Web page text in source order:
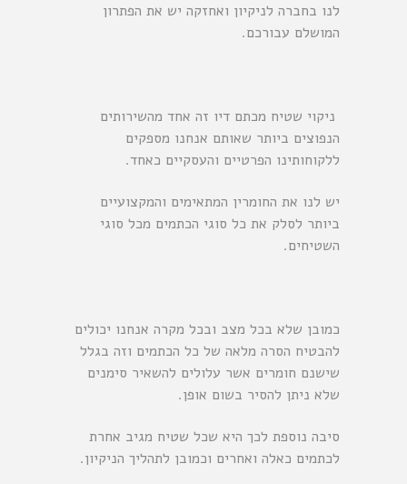
לנו בחברה לניקיון ואחזקה יש את הפתרון
המושלם עבורכם.
ניקוי שטיח מכתם דיו זה אחד מהשירותים
הנפוצים ביותר שאותם אנחנו מספקים
ללקוחותינו הפרטיים והעסקיים כאחד.
יש לנו את החומרין המתאימים והמקצועיים
ביותר לסלק את כל סוגי הכתמים מכל סוגי
השטיחים.
כמובן שלא בכל מצב ובכל מקרה אנחנו יכולים
להבטיח הסרה מלאה של כל הכתמים וזה בגלל
שישנם חומרים אשר עלולים להשאיר סימנים
שלא ניתן להסיר בשום אופן.
סיבה נוספת לכך היא שכל שטיח מגיב אחרת
לכתמים כאלה ואחרים וכמובן לתהליך הניקיון.